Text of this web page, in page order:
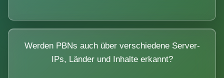
Werden PBNs auch über verschiedene Server-
IPs, Länder und Inhalte erkannt?